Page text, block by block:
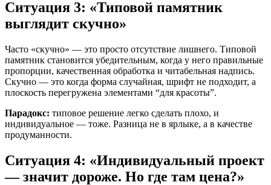
Ситуация 3: «Типовой памятник
выглядит скучно»
Часто «скучно» — это просто отсутствие лишнего. Типовой
памятник становится убедительным, когда у него правильные
пропорции, качественная обработка и читабельная надпись.
Скучно — это когда форма случайная, шрифт не подходит, а
плоскость перегружена элементами “для красоты”.
Парадокс: типовое решение легко сделать плохо, и
индивидуальное — тоже. Разница не в ярлыке, а в качестве
продуманности.
Ситуация 4: «Индивидуальный проект
— значит дороже. Но где там цена?»